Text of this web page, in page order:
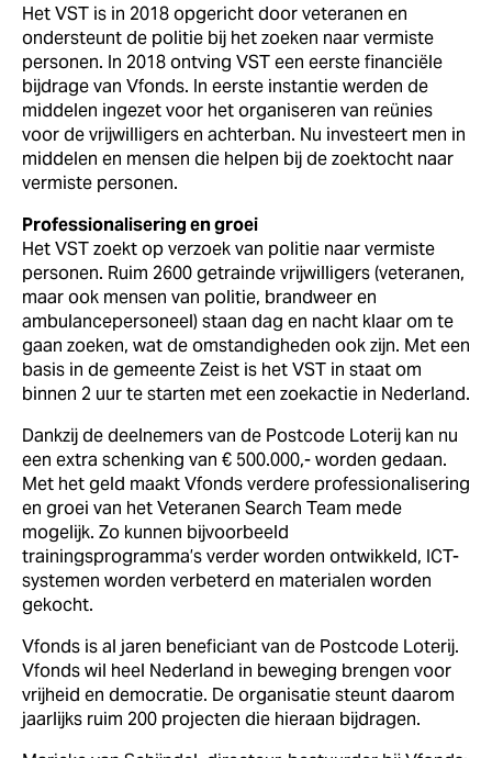
Het VST is in 2018 opgericht door veteranen en
ondersteunt de politie bij het zoeken naar vermiste
personen. In 2018 ontving VST een eerste financiële
bijdrage van Vfonds. In eerste instantie werden de
middelen ingezet voor het organiseren van reünies
voor de vrijwilligers en achterban. Nu investeert men in
middelen en mensen die helpen bij de zoektocht naar
vermiste personen.
Professionalisering en groei
Het VST zoekt op verzoek van politie naar vermiste
personen. Ruim 2600 getrainde vrijwilligers (veteranen,
maar ook mensen van politie, brandweer en
ambulancepersoneel) staan dag en nacht klaar om te
gaan zoeken, wat de omstandigheden ook zijn. Met een
basis in de gemeente Zeist is het VST in staat om
binnen 2 uur te starten met een zoekactie in Nederland.
Dankzij de deelnemers van de Postcode Loterij kan nu
een extra schenking van € 500.000,- worden gedaan.
Met het geld maakt Vfonds verdere professionalisering
en groei van het Veteranen Search Team mede
mogelijk. Zo kunnen bijvoorbeeld
trainingsprogramma’s verder worden ontwikkeld, ICT-
systemen worden verbeterd en materialen worden
gekocht.
Vfonds is al jaren beneficiant van de Postcode Loterij.
Vfonds wil heel Nederland in beweging brengen voor
vrijheid en democratie. De organisatie steunt daarom
jaarlijks ruim 200 projecten die hieraan bijdragen.